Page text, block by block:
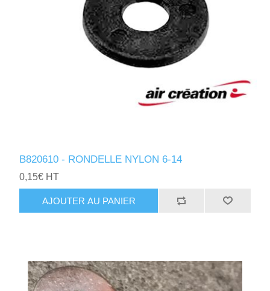
B820610 - RONDELLE NYLON 6-14
0,15€ HT
AJOUTER AU PANIER